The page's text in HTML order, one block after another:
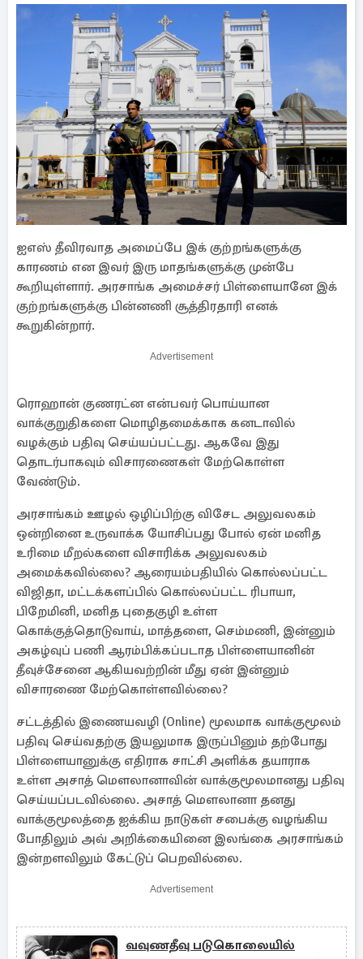
ஐஎஸ் தீவிரவாத அமைப்பே இக் குற்றங்களுக்கு
காரணம் என இவர் இரு மாதங்களுக்கு முன்பே
கூறியுள்ளார். அரசாங்க அமைச்சர் பிள்ளையானே இக்
குற்றங்களுக்கு பின்னணி சூத்திரதாரி எனக்
கூறுகின்றார்.
Advertisement
ரொஹான் குணரட்ன என்பவர் பொய்யான
வாக்குறுதிகளை மொழிதமைக்காக கனடாவில்
வழக்கும் பதிவு செய்யப்பட்டது. ஆகவே இது
தொடர்பாகவும் விசாரணைகள் மேற்கொள்ள
வேண்டும்.
அரசாங்கம் ஊழல் ஒழிப்பிற்கு விசேட அலுவலகம்
ஒன்றினை உருவாக்க யோசிப்பது போல் ஏன் மனித
உரிமை மீறல்களை விசாரிக்க அலுவலகம்
அமைக்கவில்லை? ஆரையம்பதியில் கொல்லப்பட்ட
விஜிதா, மட்டக்களப்பில் கொல்லப்பட்ட ரிபாயா,
பிறேமினி, மனித புதைகுழி உள்ள
கொக்குத்தொடுவாய், மாத்தளை, செம்மணி, இன்னும்
அகழ்வுப் பணி ஆரம்பிக்கப்படாத பிள்ளையானின்
தீவுச்சேனை ஆகியவற்றின் மீது ஏன் இன்னும்
விசாரணை மேற்கொள்ளவில்லை?
சட்டத்தில் இணையவழி (Online) மூலமாக வாக்குமூலம்
பதிவு செய்வதற்கு இயலுமாக இருப்பினும் தற்போது
பிள்ளையானுக்கு எதிராக சாட்சி அளிக்க தயாராக
உள்ள அசாத் மௌலானாவின் வாக்குமூலமானது பதிவு
செய்யப்படவில்லை. அசாத் மௌலானா தனது
வாக்குமூலத்தை ஐக்கிய நாடுகள் சபைக்கு வழங்கிய
போதிலும் அவ் அறிக்கையினை இலங்கை அரசாங்கம்
இன்றளவிலும் கேட்டுப் பெறவில்லை.
Advertisement
வவுணதீவு படுகொலையில்